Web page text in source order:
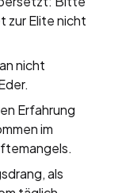
zur Elite nicht
nicht
Erfahrung
im
als